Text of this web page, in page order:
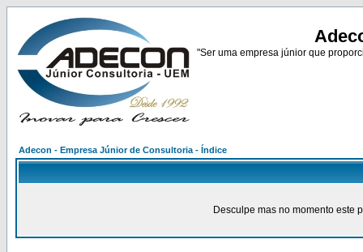
"Ser uma empresa júnior que
Adecon - Empresa Júnior de Consultoria - Índice
Desculpe mas no momento este